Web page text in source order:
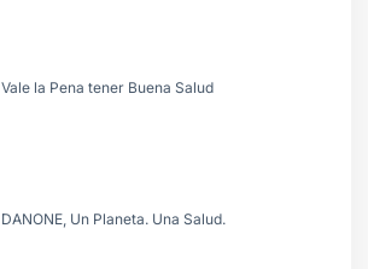
Vale la Pena tener Buena Salud
DANONE, Un Planeta. Una Salud.